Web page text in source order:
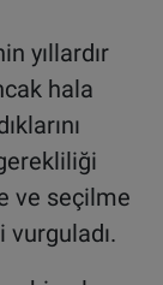
yıllardır
hala
ve seçilme
vurguladı.